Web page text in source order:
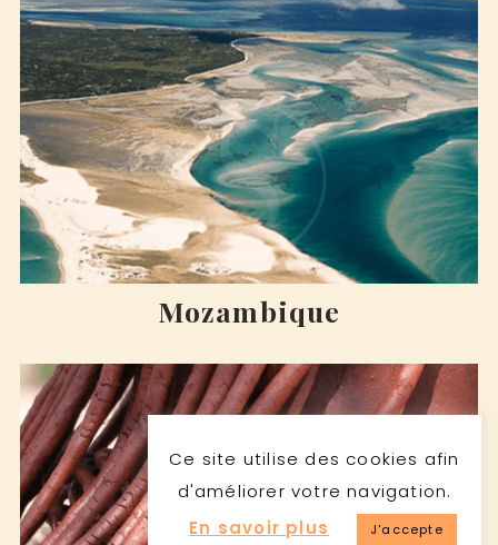
Mozambique
Ce site utilise des cookies afin
d'améliorer votre navigation.
En savoir plus
J'accepte